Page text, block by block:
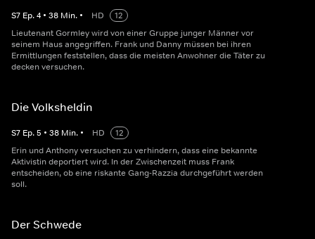
S7 Ep.4 • 38 Min. • HD
12
Lieutenant Gormley wird von einer Gruppe junger Männer vor
seinem Haus angegriffen. Frank und Danny müssen bei ihren
Ermittlungen feststellen, dass die meisten Anwohner die Täter zu
decken versuchen.
Die Volksheldin
S7 Ep.5 • 38 Min. • HD
12
Erin und Anthony versuchen zu verhindern, dass eine bekannte
Aktivistin deportiert wird. In der Zwischenzeit muss Frank
entscheiden, ob eine riskante Gang-Razzia durchgeführt werden
soll.
Der Schwede